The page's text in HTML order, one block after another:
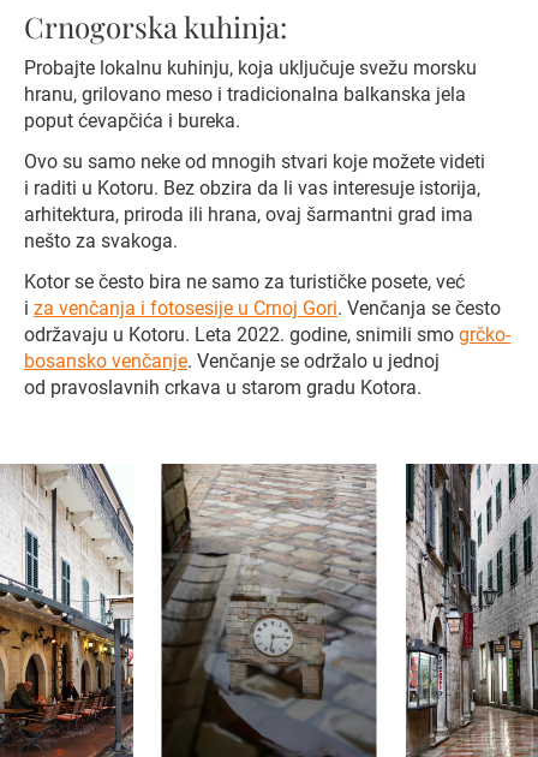
Crnogorska kuhinja:
Probajte lokalnu kuhinju, koja uključuje svežu morsku
hranu, grilovano meso i tradicionalna balkanska jela
poput ćevapčića i bureka.
Ovo su samo neke od mnogih stvari koje možete videti
i raditi u Kotoru. Bez obzira da li vas interesuje istorija,
arhitektura, priroda ili hrana, ovaj šarmantni grad ima
nešto za svakoga.
Kotor se često bira ne samo za turističke posete, već
i za venčanja i fotosesije u Crnoj Gori. Venčanja se često
održavaju u Kotoru. Leta 2022. godine, snimili smo grčko-
bosansko venčanje. Venčanje se održalo u jednoj
od pravoslavnih crkava u starom gradu Kotora.